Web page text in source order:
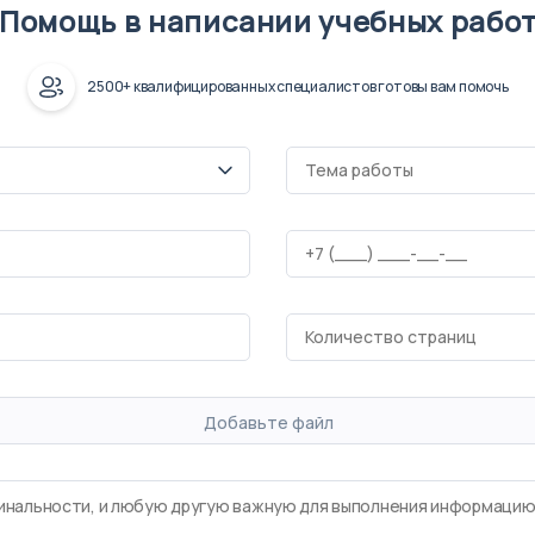
Помощь в написании учебных
2500+ квалифицированных специалистов готовы вам помочь
Добавьте файл